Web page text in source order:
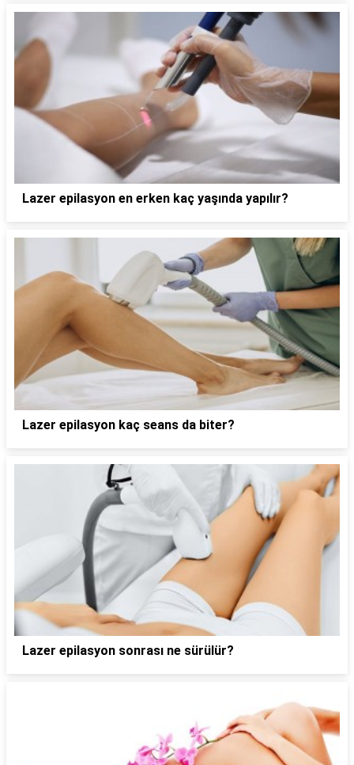
Lazer epilasyon en erken kaç yaşında yapılır?
Lazer epilasyon kaç seans da biter?
Lazer epilasyon sonrası ne sürülür?